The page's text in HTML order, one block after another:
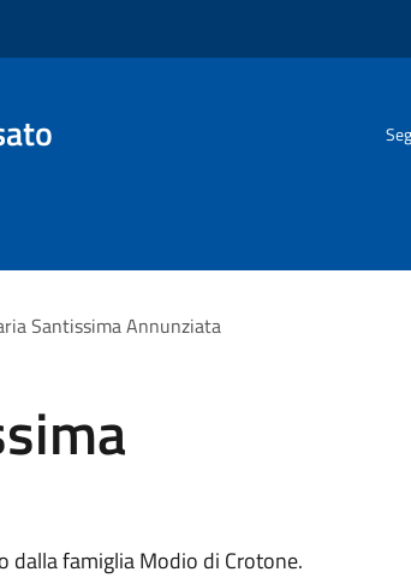
Santissima Annunziata
dalla famiglia Modio di Crotone.